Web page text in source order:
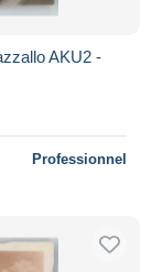
AKU2 -
Professionnel